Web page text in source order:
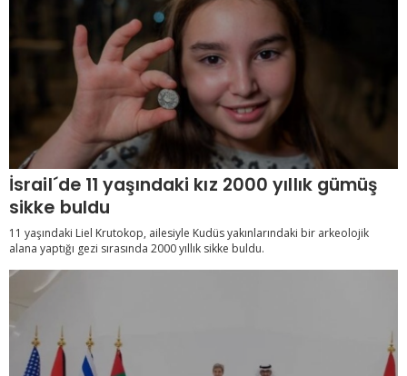
İsrail´de 11 yaşındaki kız 2000 yıllık gümüş
sikke buldu
11 yaşındaki Liel Krutokop, ailesiyle Kudüs yakınlarındaki bir arkeolojik
alana yaptığı gezi sırasında 2000 yıllık sikke buldu.